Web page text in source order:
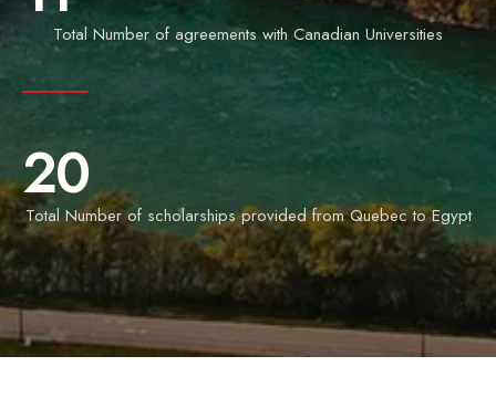
Total Number of agreements with Canadian Universities
Total Number of scholarships provided from Quebec to Egypt
20